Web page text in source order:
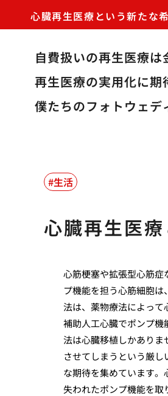
心臓再生医療という新たな
自費扱いの再生医療は
再生医療の実用化に期
僕たちのフォトウェデ
生活
心臓再生医
心筋梗塞や拡張型心筋
プ機能を担う心筋細胞
法は、薬物療法によっ
補助人工心臓でポンプ
法は心臓移植しかあり
させてしまうという厳
な期待を集めています。
失われたポンプ機能を取